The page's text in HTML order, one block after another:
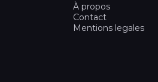
À propos
Contact
Mentions legales